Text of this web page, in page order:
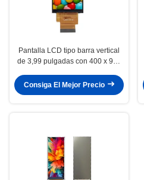
Pantalla LCD tipo barra vertical
de 3,99 pulgadas con 400 x 960
luminancia de 400 Cd/m2
Consiga El Mejor Precio